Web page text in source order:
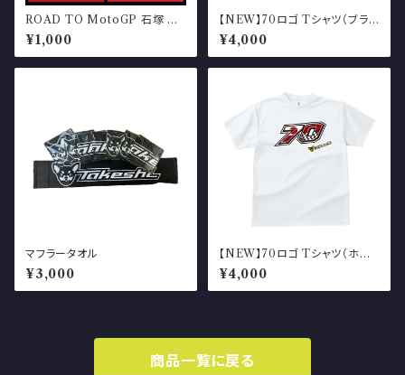
ROAD TO MotoGP 石塚 健
世界への挑戦 ヨーロッパ への
道 前編＆中編（冊子）
¥1,000
【NEW】70ロゴ Tシャツ（ブラッ
ク）
¥4,000
マフラータオル
¥3,000
【NEW】70ロゴ Tシャツ（ホワ
イト）
¥4,000
商品一覧に戻る